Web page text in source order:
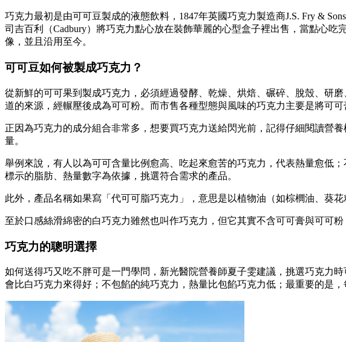
巧克力最初是由可可豆製成的液態飲料，1847年英國巧克力製造商J.S. Fry &
司吉百利（Cadbury）將巧克力點心放在裝飾華麗的心型盒子裡出售，當點心
像，並且沿用至今。
可可豆如何被製成巧克力？
從新鮮的可可果到製成巧克力，必須經過發酵、乾燥、烘焙、碾碎、脫殼、研
道的來源，經輾壓後成為可可粉。而市售各種型態與風味的巧克力主要是將可
正因為巧克力的成分組合非常多，想要買巧克力送給閃光前，記得仔細閱讀營
量。
舉例來說，有人以為可可含量比例愈高、吃起來愈苦的巧克力，代表熱量愈低
標示的脂肪、熱量數字為依據，挑選符合需求的產品。
此外，產品名稱如果寫「代可可脂巧克力」，意思是以植物油（如棕櫚油、葵
至於口感絲滑綿密的白巧克力雖然也叫作巧克力，但它其實不含可可膏與可可
巧克力的聰明選擇
如何送得巧又吃不胖可是一門學問，新光醫院營養師夏子雯建議，挑選巧克力
會比白巧克力來得好；不包餡的純巧克力，熱量比包餡巧克力低；最重要的是